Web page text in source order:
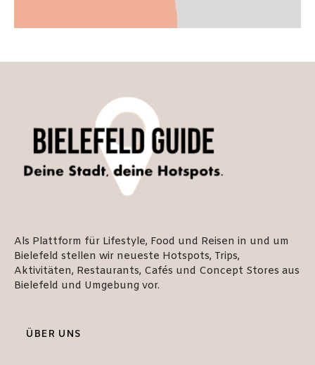
Als Plattform für Lifestyle, Food und Reisen in und um
Bielefeld stellen wir neueste Hotspots, Trips,
Aktivitäten, Restaurants, Cafés und Concept Stores aus
Bielefeld und Umgebung vor.
ÜBER UNS